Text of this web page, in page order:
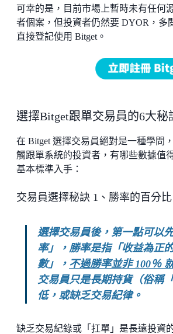
可幸的是，目前市場上暫時未有任何
者個案，但投資者仍然要 DYOR，多
直接登記使用 Bitget。
選擇Bitget跟單交易員的6大秘
在 Bitget 選擇交易員絕對是一種學問
觸跟單系統的投資者，有哪些數據值
基本標準入手：
交易員選擇秘訣 1、勝率的百分比
選擇交易員後，第一點可以
率」，勝率是指「收益為正
數」， 不過勝率並非 100％
交易員只是長期持貨（俗稱
低，或缺乏交易紀律。
缺乏交易紀錄或「扛單」是長遠投資